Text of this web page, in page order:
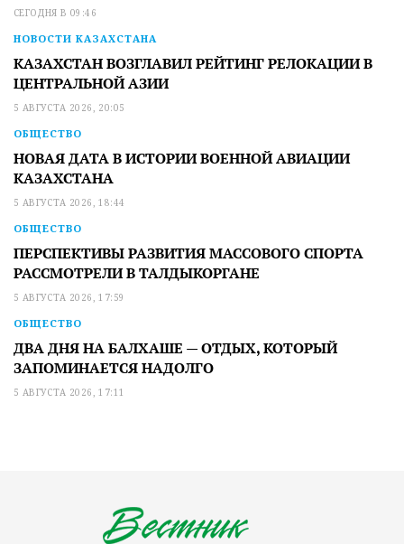
СЕГОДНЯ В 09:46
НОВОСТИ КАЗАХСТАНА
КАЗАХСТАН ВОЗГЛАВИЛ РЕЙТИНГ РЕЛОКАЦИИ В
ЦЕНТРАЛЬНОЙ АЗИИ
5 АВГУСТА 2026, 20:05
ОБЩЕСТВО
НОВАЯ ДАТА В ИСТОРИИ ВОЕННОЙ АВИАЦИИ
КАЗАХСТАНА
5 АВГУСТА 2026, 18:44
ОБЩЕСТВО
ПЕРСПЕКТИВЫ РАЗВИТИЯ МАССОВОГО СПОРТА
РАССМОТРЕЛИ В ТАЛДЫКОРГАНЕ
5 АВГУСТА 2026, 17:59
ОБЩЕСТВО
ДВА ДНЯ НА БАЛХАШЕ — ОТДЫХ, КОТОРЫЙ
ЗАПОМИНАЕТСЯ НАДОЛГО
5 АВГУСТА 2026, 17:11